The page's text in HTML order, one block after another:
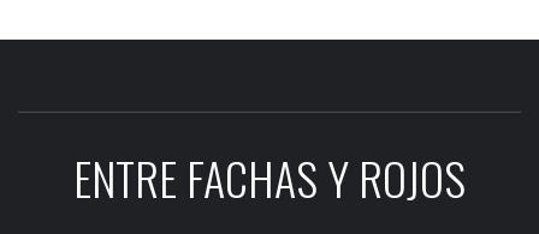
ENTRE FACHAS Y ROJOS